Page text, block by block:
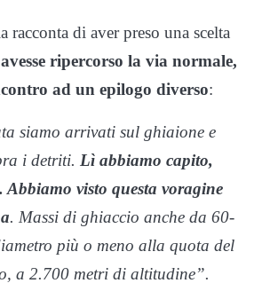
di aver preso una scelta
avesse ripercorso la via normale,
ad un epilogo diverso:
siamo arrivati sul ghiaione e
i detriti. Lì abbiamo capito,
visto questa voragine
. Massi di ghiaccio anche da 60-
più o meno alla quota del
a 2.700 metri di altitudine”.